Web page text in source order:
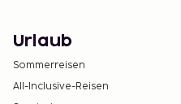
Urlaub
Sommerreisen
All-Inclusive-Reisen